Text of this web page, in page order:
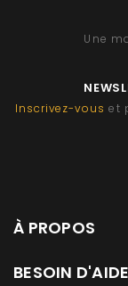
Une
Inscrivez-vous et
À PROPOS
BESOIN